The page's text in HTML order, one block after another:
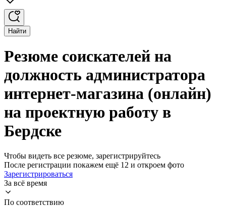
Найти
Резюме соискателей на
должность администратора
интернет-магазина (онлайн)
на проектную работу в
Бердске
Чтобы видеть все резюме, зарегистрируйтесь
После регистрации покажем ещё 12 и откроем фото
Зарегистрироваться
За всё время
По соответствию